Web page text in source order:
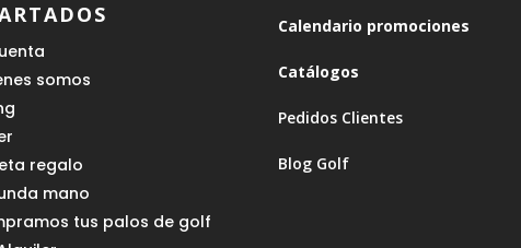
somos
regalo
mano
tus palos de golf
Calendario promociones
Catálogos
Pedidos Clientes
Blog Golf